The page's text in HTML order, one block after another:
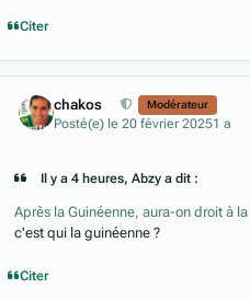
Citer
chakos Modérateur
Posté(e) le 20 février 20251 a
Il y a 4 heures, Abzy a dit :
Après la Guinéenne, aura-on droit à
c'est qui la guinéenne ?
Citer